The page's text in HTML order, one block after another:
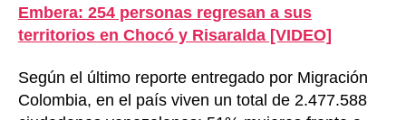
Embera: 254 personas regresan a sus
territorios en Chocó y Risaralda [VIDEO]
Según el último reporte entregado por Migración
Colombia, en el país viven un total de 2.477.588